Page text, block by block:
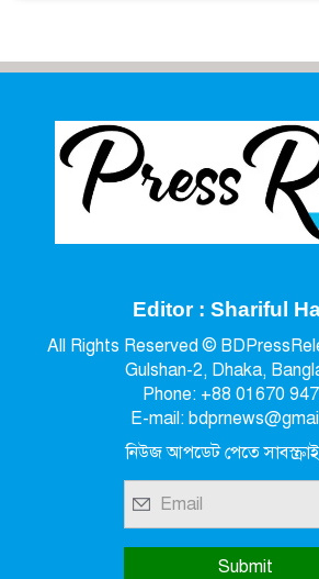
Editor : Shariful
All Rights Reserved ©
Gulshan-2, Dhaka,
Phone: +88 01670
E-mail:
নিউজ আপডেট পেতে